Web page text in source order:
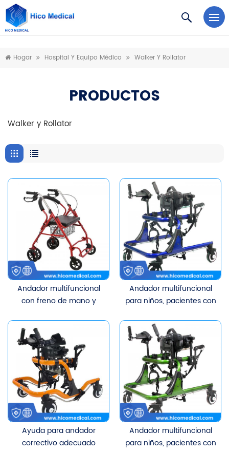
https://www.microsoft.com/en-us/microsoft-teams/log-in
Hogar Hospital Y Equipo Médico Walker Y Rollator
PRODUCTOS
Walker y Rollator
Andador multifuncional
con freno de mano y
mayores a buen precio
Andador multifuncional
para niños, pacientes con
cerebral para
rehabilitación, 140-180cm
Ayuda para andador
correctivo adecuado
Andador multifuncional
para niños, pacientes con